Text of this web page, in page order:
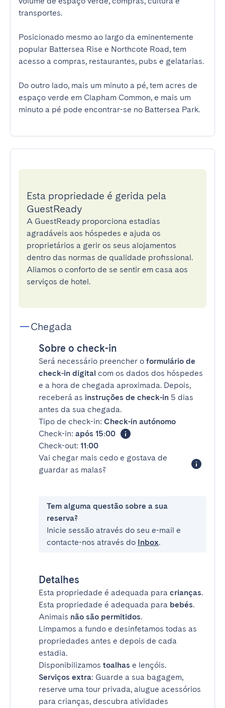
transportes.
Posicionado mesmo ao largo da eminentemente
popular Battersea Rise e Northcote Road, tem
acesso a compras, restaurantes, pubs e gelatarias.
Do outro lado, mais um minuto a pé, tem acres de
espaço verde em Clapham Common, e mais um
minuto a pé pode encontrar-se no Battersea Park.
Esta propriedade é gerida pela
GuestReady
A GuestReady proporciona estadias
agradáveis aos hóspedes e ajuda os
proprietários a gerir os seus alojamentos
dentro das normas de qualidade profissional.
Aliamos o conforto de se sentir em casa aos
serviços de hotel.
Chegada
Sobre o check-in
Será necessário preencher o formulário de
check-in digital com os dados dos hóspedes
e a hora de chegada aproximada. Depois,
receberá as instruções de check-in 5 dias
antes da sua chegada.
Tipo de check-in: Check-in autónomo
Check-in: após 15:00
Check-out: 11:00
Vai chegar mais cedo e gostava de
guardar as malas?
Tem alguma questão sobre a sua
reserva?
Inicie sessão através do seu e-mail e
contacte-nos através do Inbox.
Detalhes
Esta propriedade é adequada para crianças.
Esta propriedade é adequada para bebés.
Animais não são permitidos.
Limpamos a fundo e desinfetamos todas as
propriedades antes e depois de cada
estadia.
Disponibilizamos toalhas e lençóis.
Serviços extra: Guarde a sua bagagem,
reserve uma tour privada, alugue acessórios
para crianças, descubra atividades